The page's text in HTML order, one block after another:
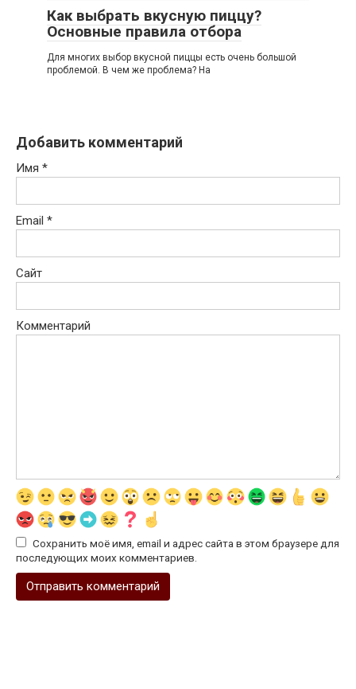
Как выбрать вкусную пиццу?
Основные правила отбора
Для многих выбор вкусной пиццы есть очень большой
проблемой. В чем же проблема? На
Добавить комментарий
Имя *
Email *
Сайт
Комментарий
Сохранить моё имя, email и адрес сайта в этом браузере для
последующих моих комментариев.